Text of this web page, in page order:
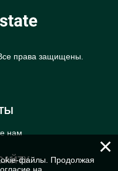
права защищены.
нам
×
файлы. Продолжая